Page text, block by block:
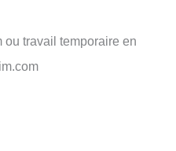
ou travail temporaire en